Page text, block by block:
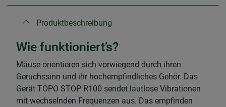
Produktbeschreibung
Wie funktioniert’s?
Mäuse orientieren sich vorwiegend durch ihren
Geruchssinn und ihr hochempfindliches Gehör. Das
Gerät TOPO STOP R100 sendet lautlose Vibrationen
mit wechselnden Frequenzen aus. Das empfinden